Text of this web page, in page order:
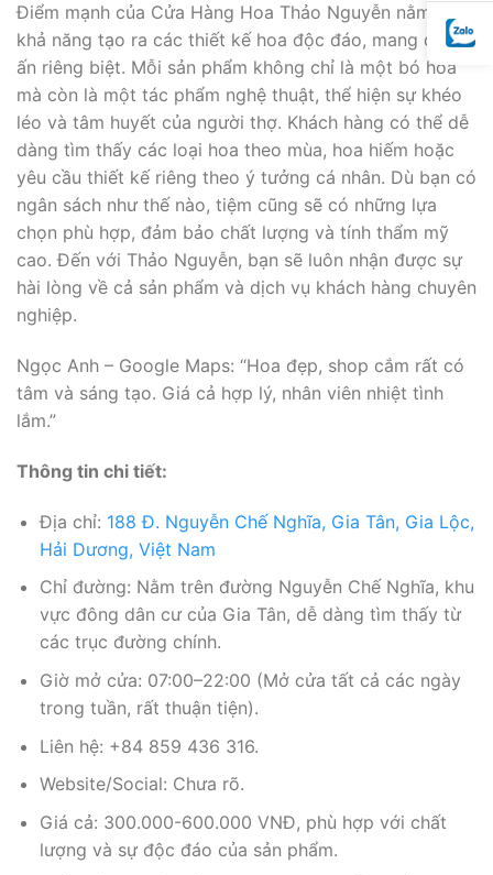
Điểm mạnh của Cửa Hàng Hoa Thảo Nguyễn nằm ở
khả năng tạo ra các thiết kế hoa độc đáo, mang dấu
ấn riêng biệt. Mỗi sản phẩm không chỉ là một bó hoa
mà còn là một tác phẩm nghệ thuật, thể hiện sự khéo
léo và tâm huyết của người thợ. Khách hàng có thể dễ
dàng tìm thấy các loại hoa theo mùa, hoa hiếm hoặc
yêu cầu thiết kế riêng theo ý tưởng cá nhân. Dù bạn có
ngân sách như thế nào, tiệm cũng sẽ có những lựa
chọn phù hợp, đảm bảo chất lượng và tính thẩm mỹ
cao. Đến với Thảo Nguyễn, bạn sẽ luôn nhận được sự
hài lòng về cả sản phẩm và dịch vụ khách hàng chuyên
nghiệp.
Ngọc Anh – Google Maps: “Hoa đẹp, shop cắm rất có
tâm và sáng tạo. Giá cả hợp lý, nhân viên nhiệt tình
lắm.”
Thông tin chi tiết:
Địa chỉ: 188 Đ. Nguyễn Chế Nghĩa, Gia Tân, Gia Lộc,
Hải Dương, Việt Nam
Chỉ đường: Nằm trên đường Nguyễn Chế Nghĩa, khu
vực đông dân cư của Gia Tân, dễ dàng tìm thấy từ
các trục đường chính.
Giờ mở cửa: 07:00–22:00 (Mở cửa tất cả các ngày
trong tuần, rất thuận tiện).
Liên hệ: +84 859 436 316.
Website/Social: Chưa rõ.
Giá cả: 300.000-600.000 VNĐ, phù hợp với chất
lượng và sự độc đáo của sản phẩm.